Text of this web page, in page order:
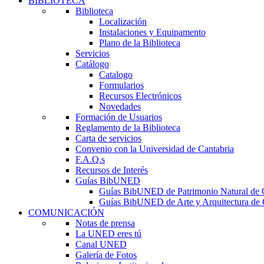
Biblioteca
Localización
Instalaciones y Equipamento
Plano de la Biblioteca
Servicios
Catálogo
Catalogo
Formularios
Recursos Electrónicos
Novedades
Formación de Usuarios
Reglamento de la Biblioteca
Carta de servicios
Convenio con la Universidad de Cantabria
F.A.Q.s
Recursos de Interés
Guías BibUNED
Guías BibUNED de Patrimonio Natural de
Guías BibUNED de Arte y Arquitectura de
COMUNICACIÓN
Notas de prensa
La UNED eres tú
Canal UNED
Galería de Fotos